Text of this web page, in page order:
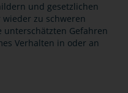
und gesetzlichen
zu schweren
Gefahren
Verhalten in oder an